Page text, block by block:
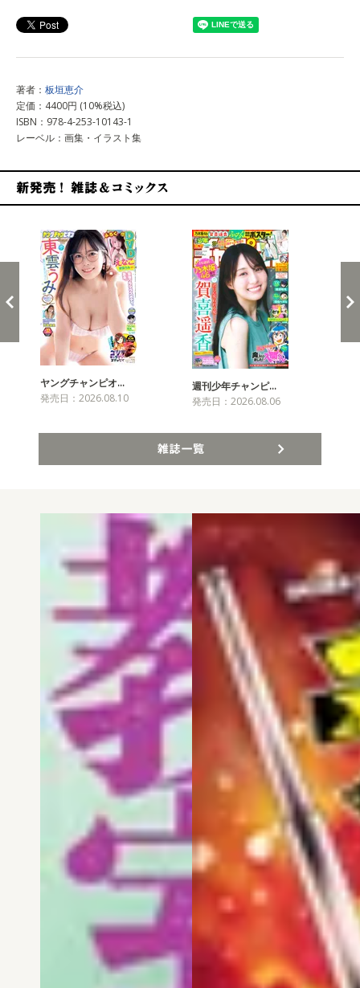
著者： 板垣恵介
定価：4400円 (10%税込)
ISBN：978-4-253-10143-1
レーベル：画集・イラスト集
ヤングチャンピオ…
発売日：2026.08.10
週刊少年チャンピ…
発売日：2026.08.06